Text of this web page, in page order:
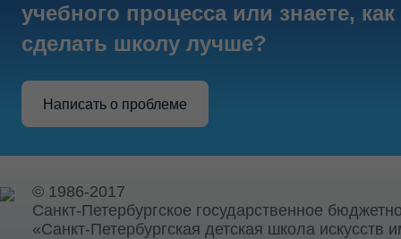
учебного процесса или знаете, как
сделать школу лучше?
Написать о проблеме
© 1986-2017
Санкт-Петербургское государственное
«Санкт-Петербургская детская школа искусств